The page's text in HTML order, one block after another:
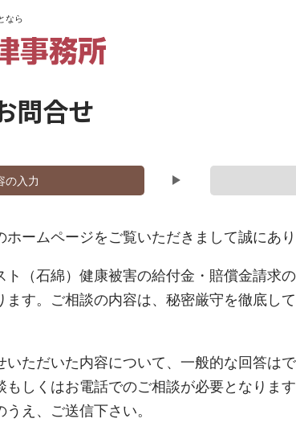
なら
問合せ
の入力
ームページをご覧いただきまして誠にあり
ト（石綿）健康被害の給付金・賠償金請求
ます。ご相談の内容は、秘密厳守を徹底し
いただいた内容について、一般的な回答は
もしくはお電話でのご相談が必要となりま
え、ご送信下さい。